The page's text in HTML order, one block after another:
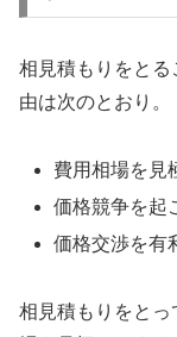
相見積もりをと
由は次のとおり。
費用相場を見
価格競争を起
価格交渉を有
相見積もりをと